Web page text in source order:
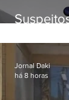
aves
Jornal Daki
há 8 horas